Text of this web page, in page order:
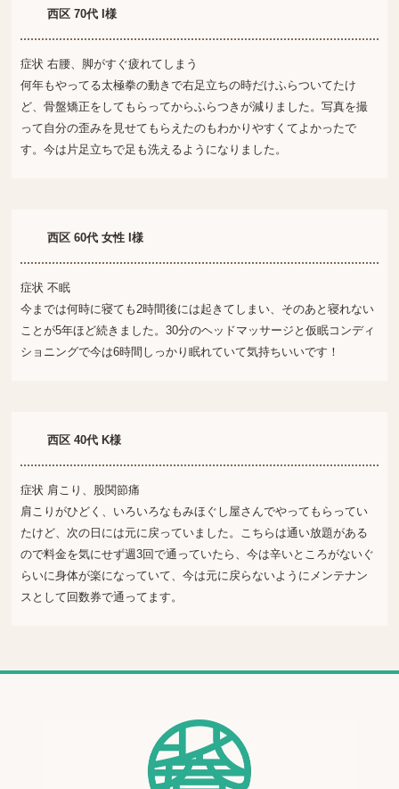
西区 70代 I様
症状 右腰、脚がすぐ疲れてしまう
何年もやってる太極拳の動きで右足立ちの時だけふらついてたけ
ど、骨盤矯正をしてもらってからふらつきが減りました。写真を撮
って自分の歪みを見せてもらえたのもわかりやすくてよかったで
す。今は片足立ちで足も洗えるようになりました。
西区 60代 女性 I様
症状 不眠
今までは何時に寝ても2時間後には起きてしまい、そのあと寝れない
ことが5年ほど続きました。30分のヘッドマッサージと仮眠コンディ
ショニングで今は6時間しっかり眠れていて気持ちいいです！
西区 40代 K様
症状 肩こり、股関節痛
肩こりがひどく、いろいろなもみほぐし屋さんでやってもらってい
たけど、次の日には元に戻っていました。こちらは通い放題がある
ので料金を気にせず週3回で通っていたら、今は辛いところがないぐ
らいに身体が楽になっていて、今は元に戻らないようにメンテナン
スとして回数券で通ってます。